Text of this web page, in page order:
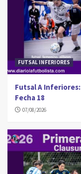
FUTSAL INFERIORES
Futsal A Inferiores:
Fecha 18
07/08/2026